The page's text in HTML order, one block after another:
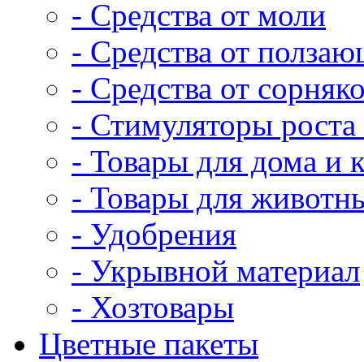
- Средства от моли
- Средства от
- Средства от
- Стимуляторы роста
- Товары для дома и
- Товары для
- Удобрения
- Укрывной материал
- Хозтовары
Цветные пакеты